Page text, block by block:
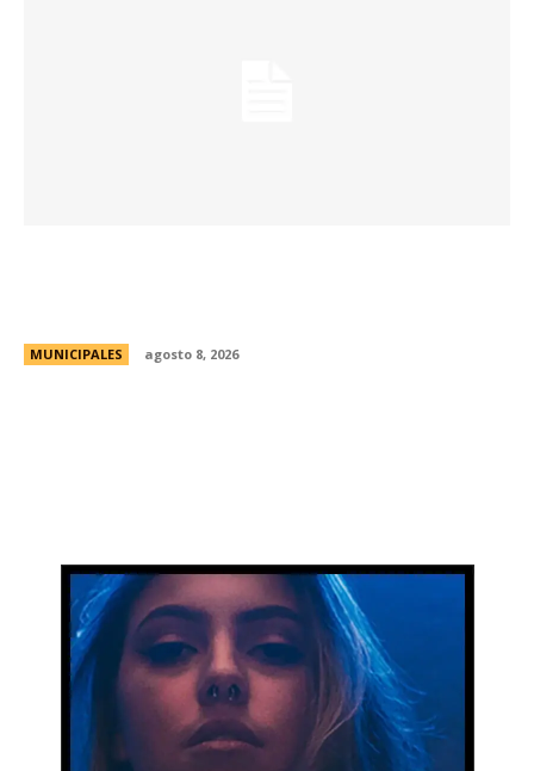
MUNICIPALES agosto 8, 2026